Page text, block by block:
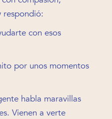
respondió:
con esos
por unos momentos
habla maravillas
Vienen a verte